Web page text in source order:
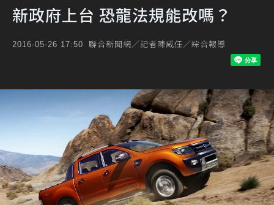
新政府上台 恐龍法規能改嗎？
2016-05-26 17:50 聯合新聞網／記者陳威任／綜合報導